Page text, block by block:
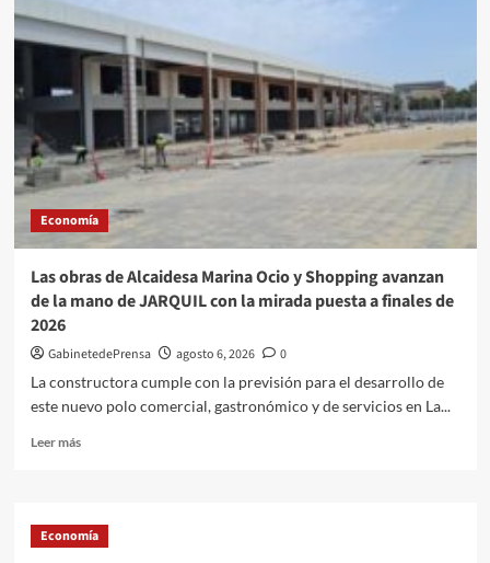
Banco
Sabadell
impulsan
vivienda
la
incorporación
23
viviendas
eleva
a
de
los
inmuebles
la
Economía
Las obras de Alcaidesa Marina Ocio y Shopping avanzan
de la mano de JARQUIL con la mirada puesta a finales de
2026
GabinetedePrensa agosto 6, 2026
0
La constructora cumple con la previsión para el desarrollo de
este nuevo polo comercial, gastronómico y de servicios en La...
Leer másLeer
obras
de
Economía